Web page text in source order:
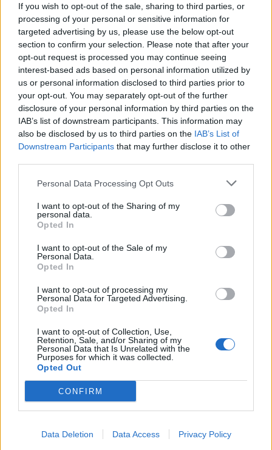
If you wish to opt-out of the sale, sharing to third parties, or
processing of your personal or sensitive information for
targeted advertising by us, please use the below opt-out
section to confirm your selection. Please note that after your
opt-out request is processed you may continue seeing
interest-based ads based on personal information utilized by
us or personal information disclosed to third parties prior to
your opt-out. You may separately opt-out of the further
disclosure of your personal information by third parties on the
IAB’s list of downstream participants. This information may
also be disclosed by us to third parties on the IAB’s List of
Downstream Participants that may further disclose it to other
Personal Data Processing Opt Outs
I want to opt-out of the Sharing of my
personal data.
Opted In
I want to opt-out of the Sale of my
Personal Data.
Opted In
I want to opt-out of processing my
Personal Data for Targeted Advertising.
Opted In
I want to opt-out of Collection, Use,
Retention, Sale, and/or Sharing of my
Personal Data that Is Unrelated with the
Purposes for which it was collected.
Opted Out
CONFIRM
Data Deletion Data Access Privacy Policy
Jakie prawdy o człowieku ujawniają
jego sny albo widzenia? Omów
zagadnienie na podstawie Dziadów
części III Adama Mickiewicza. W swojej
odpowiedzi uwzględnij również
wybrany kontekst.
Ja­kie de­cy­zje po­dej­mu­je czło­wiek w
prze­ło­mo­wych mo­men­tach ży­cia i
czym je mo­ty­wu­je? W pra­cy od­wo­łaj
wej, in­ne­go utwo­ru li­te­rac­kie­go oraz
wy­bra­nych kon­tek­stów.
opracowania
Tagi
Dziady cz. III - opracowanie
Pankracy – charakterystyka
Dodaj komentarz
Komentarz